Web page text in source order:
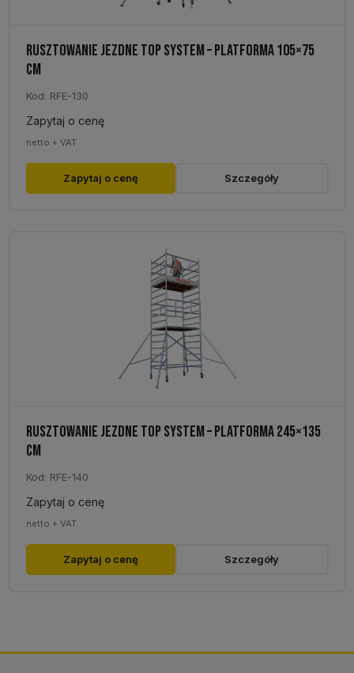
RUSZTOWANIE JEZDNE TOP SYSTEM – PLATFORMA 105×75
CM
Kod: RFE-130
Zapytaj o cenę
netto + VAT
Zapytaj o cenę Szczegóły
RUSZTOWANIE JEZDNE TOP SYSTEM – PLATFORMA 245×135
CM
Kod: RFE-140
Zapytaj o cenę
netto + VAT
Zapytaj o cenę Szczegóły